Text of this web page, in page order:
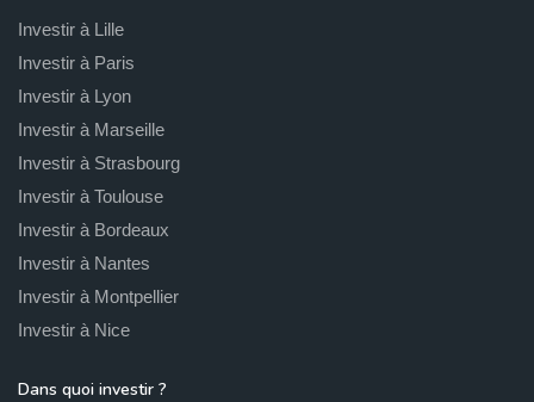
Investir à Lille
Investir à Paris
Investir à Lyon
Investir à Marseille
Investir à Strasbourg
Investir à Toulouse
Investir à Bordeaux
Investir à Nantes
Investir à Montpellier
Investir à Nice
Dans quoi investir ?